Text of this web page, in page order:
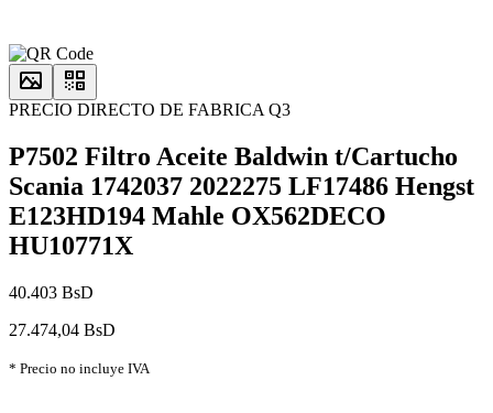
PRECIO DIRECTO DE FABRICA Q3
P7502 Filtro Aceite Baldwin t/Cartucho
Scania 1742037 2022275 LF17486 Hengst
E123HD194 Mahle OX562DECO
HU10771X
40.403 BsD
27.474,04 BsD
* Precio no incluye IVA